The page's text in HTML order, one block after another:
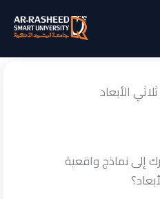
الأبعاد
إلى نماذج واقعية